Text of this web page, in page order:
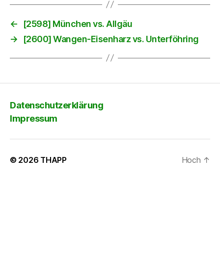
←
[2598] München vs. Allgäu
→
[2600] Wangen-Eisenharz vs. Unterföhring
Datenschutzerklärung
Impressum
© 2026 THAPP Hoch ↑